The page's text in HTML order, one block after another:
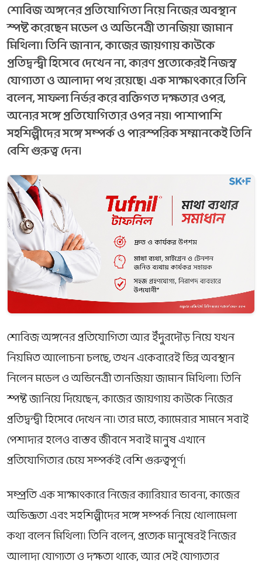
শোবিজ অঙ্গনের প্রতিযোগিতা নিয়ে নিজের অবস্থান
স্পষ্ট করেছেন মডেল ও অভিনেত্রী তানজিয়া জামান
মিথিলা। তিনি জানান, কাজের জায়গায় কাউকে
প্রতিদ্বন্দ্বী হিসেবে দেখেন না, কারণ প্রত্যেকেরই নিজস্ব
যোগ্যতা ও আলাদা পথ রয়েছে। এক সাক্ষাৎকারে তিনি
বলেন, সাফল্য নির্ভর করে ব্যক্তিগত দক্ষতার ওপর,
অন্যের সঙ্গে প্রতিযোগিতার ওপর নয়। পাশাপাশি
সহশিল্পীদের সঙ্গে সম্পর্ক ও পারস্পরিক সম্মানকেই তিনি
বেশি গুরুত্ব দেন।
শোবিজ অঙ্গনের প্রতিযোগিতা আর ইঁদুরদৌড় নিয়ে যখন
নিয়মিত আলোচনা চলছে, তখন একেবারেই ভিন্ন অবস্থান
নিলেন মডেল ও অভিনেত্রী তানজিয়া জামান মিথিলা। তিনি
স্পষ্ট জানিয়ে দিয়েছেন, কাজের জায়গায় কাউকে নিজের
প্রতিদ্বন্দ্বী হিসেবে দেখেন না। তার মতে, ক্যামেরার সামনে সবাই
পেশাদার হলেও বাস্তব জীবনে সবাই মানুষ এখানে
প্রতিযোগিতার চেয়ে সম্পর্কই বেশি গুরুত্বপূর্ণ।
সম্প্রতি এক সাক্ষাৎকারে নিজের ক্যারিয়ার ভাবনা, কাজের
অভিজ্ঞতা এবং সহশিল্পীদের সঙ্গে সম্পর্ক নিয়ে খোলামেলা
কথা বলেন মিথিলা। তিনি বলেন, প্রত্যেক মানুষেরই নিজের
আলাদা যোগ্যতা ও দক্ষতা থাকে, আর সেই যোগ্যতার